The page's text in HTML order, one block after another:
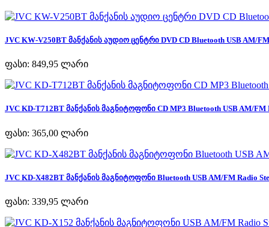
JVC KW-V250BT მანქანის აუდიო ცენტრი DVD CD Bluetooth USB AM/
ფასი: 849,95 ლარი
JVC KD-T712BT მანქანის მაგნიტოფონი CD MP3 Bluetooth USB AM/FM
ფასი: 365,00 ლარი
JVC KD-X482BT მანქანის მაგნიტოფონი Bluetooth USB AM/FM Radio
ფასი: 339,95 ლარი